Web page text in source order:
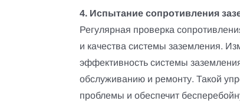
4. Испытание сопротивления
Регулярная проверка
и качества системы заземления.
эффективность системы
обслуживанию и ремонту. Такой
проблемы и обеспечит